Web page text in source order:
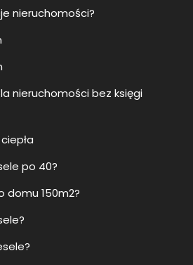
nieruchomości?
nieruchomości bez księgi
po 40?
domu 150m2?